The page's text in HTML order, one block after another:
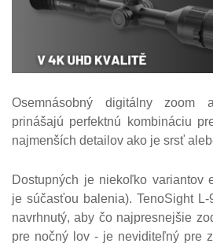
Osemnásobný digitálny
prinášajú perfektnú kombináciu
najmenších detailov ako je srsť
Dostupných je niekoľko variantov
je súčasťou balenia). TenoSight
navrhnutý, aby čo najpresnejšie
pre nočný lov - je neviditeľný pre